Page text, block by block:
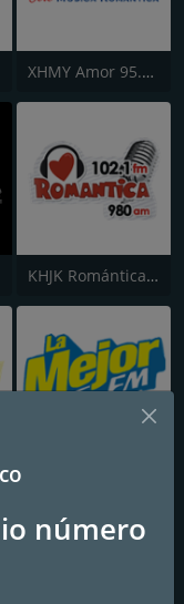
XHMY Amor 95.7 FM
KHJK Romántica - Ciudad Delicias
número